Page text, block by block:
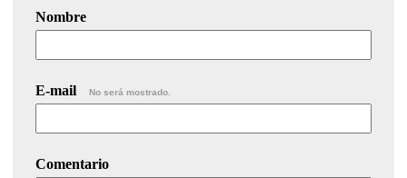
Nombre
E-mail No será mostrado.
Comentario